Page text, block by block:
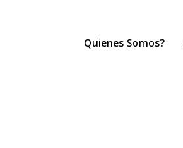
Quienes Somos?